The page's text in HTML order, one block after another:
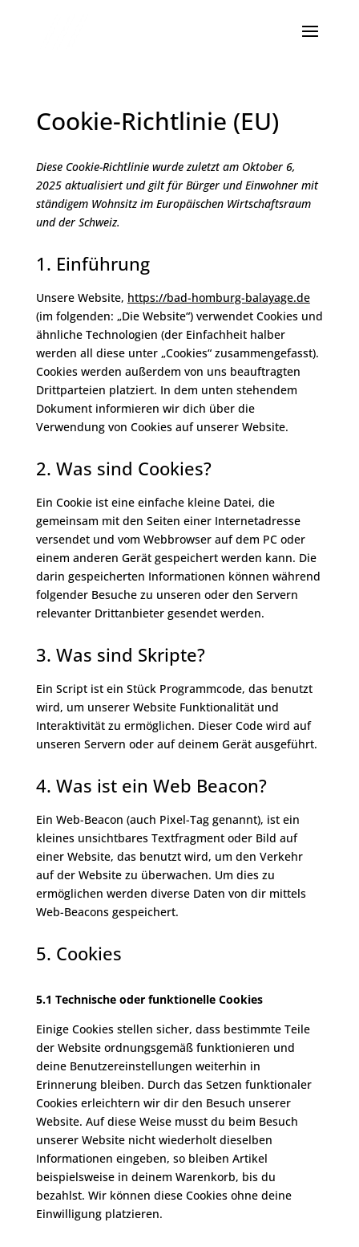
Cookie-Richtlinie (EU)
Diese Cookie-Richtlinie wurde zuletzt am Oktober 6,
2025 aktualisiert und gilt für Bürger und Einwohner mit
ständigem Wohnsitz im Europäischen Wirtschaftsraum
und der Schweiz.
1. Einführung
Unsere Website, https://bad-homburg-balayage.de
(im folgenden: „Die Website“) verwendet Cookies und
ähnliche Technologien (der Einfachheit halber
werden all diese unter „Cookies“ zusammengefasst).
Cookies werden außerdem von uns beauftragten
Drittparteien platziert. In dem unten stehendem
Dokument informieren wir dich über die
Verwendung von Cookies auf unserer Website.
2. Was sind Cookies?
Ein Cookie ist eine einfache kleine Datei, die
gemeinsam mit den Seiten einer Internetadresse
versendet und vom Webbrowser auf dem PC oder
einem anderen Gerät gespeichert werden kann. Die
darin gespeicherten Informationen können während
folgender Besuche zu unseren oder den Servern
relevanter Drittanbieter gesendet werden.
3. Was sind Skripte?
Ein Script ist ein Stück Programmcode, das benutzt
wird, um unserer Website Funktionalität und
Interaktivität zu ermöglichen. Dieser Code wird auf
unseren Servern oder auf deinem Gerät ausgeführt.
4. Was ist ein Web Beacon?
Ein Web-Beacon (auch Pixel-Tag genannt), ist ein
kleines unsichtbares Textfragment oder Bild auf
einer Website, das benutzt wird, um den Verkehr
auf der Website zu überwachen. Um dies zu
ermöglichen werden diverse Daten von dir mittels
Web-Beacons gespeichert.
5. Cookies
5.1 Technische oder funktionelle Cookies
Einige Cookies stellen sicher, dass bestimmte Teile
der Website ordnungsgemäß funktionieren und
deine Benutzereinstellungen weiterhin in
Erinnerung bleiben. Durch das Setzen funktionaler
Cookies erleichtern wir dir den Besuch unserer
Website. Auf diese Weise musst du beim Besuch
unserer Website nicht wiederholt dieselben
Informationen eingeben, so bleiben Artikel
beispielsweise in deinem Warenkorb, bis du
bezahlst. Wir können diese Cookies ohne deine
Einwilligung platzieren.